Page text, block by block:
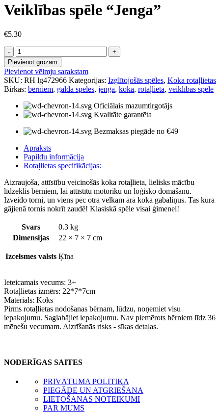
Veiklības spēle “Jenga”
€5.30
Veiklības
spēle
"Jenga"
daudzums
Pievienot grozam
Pievienot vēlmju sarakstam
SKU: RH lg472966 Kategorijas: Izglītojošās spēles, Koka rotaļlietas
Birkas: bērniem, galda spēles, jenga, koka, rotaļlieta, veiklības spēle
Oficiālais mazumtirgotājs
Kvalitāte garantēta
Bezmaksas piegāde no €49
Apraksts
Papildu informācija
Rotaļlietas specifikācijas:
Aizraujoša, attīstību veicinošās koka rotaļlieta, lielisks mācību
līdzeklis bērniem, lai attīstītu motoriku un loģisko domāšanu.
Izveido torni, un viens pēc otra velkam ārā koka gabaliņus. Tas kura
gājienā tornis nokrīt zaudē! Klasiskā spēle visai ģimenei!
Svars
0.3 kg
Dimensijas
22 × 7 × 7 cm
Izcelsmes valsts Ķīna
Ieteicamais vecums: 3+
Rotaļlietas izmērs: 22*7*7cm
Materiāls: Koks
Pirms rotaļlietas nodošanas bērnam, lūdzu, noņemiet visu
iepakojumu. Saglabājiet iepakojumu. Nav piemērots bērniem līdz 36
mēnešu vecumam. Aizrīšanās risks - sīkas detaļas.
NODERĪGAS SAITES
PRIVĀTUMA POLITIKA
PIEGĀDE UN ATGRIEŠANA
LIETOŠANAS NOTEIKUMI
PAR MUMS